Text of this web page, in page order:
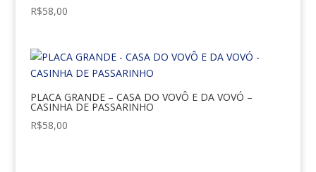
R$58,00
PLACA GRANDE – CASA DO VOVÔ E DA VOVÓ –
CASINHA DE PASSARINHO
R$58,00